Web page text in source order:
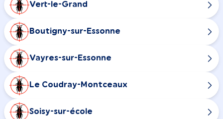
Vert-le-Grand
Boutigny-sur-Essonne
Vayres-sur-Essonne
Le Coudray-Montceaux
Soisy-sur-école